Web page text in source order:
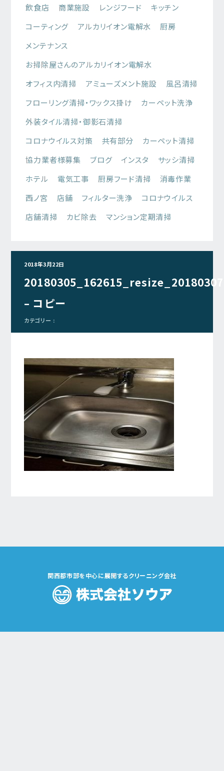
飲食店
商業施設 レンジフード
キッチン
コーティング
アルカリイオン電解水
厨房
メンテナンス
お掃除屋さんのアルカリイオン電解水
オフィス内清掃
アミューズメント施設
風呂清掃
フローリング清掃・ワックス掛け
カーペット洗浄
外装タイル清掃・御影石清掃
コロナウイルス対策
共有部分
カーペット清掃
協力業者様募集
ブログ インスタ
サッシ清掃
ホテル
電気工事 厨房フード清掃
消毒作業
西ノ宮
店舗 フィルター洗浄
コロナウイルス
店舗清掃
カビ除去 マンション定期清掃
2018年3月22日
– コピー
カテゴリー :
関西都市部を中心に展開するクリーニング会社